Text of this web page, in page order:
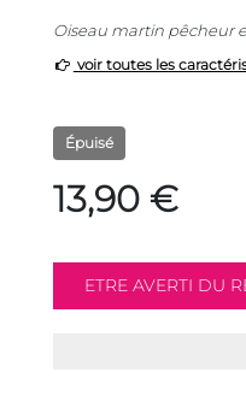
Oiseau martin pêcheur
voir toutes les
Épuisé
13,90 €